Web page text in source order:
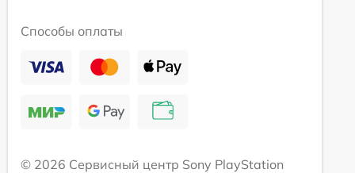
Способы оплаты
© 2026 Сервисный центр Sony PlayStation